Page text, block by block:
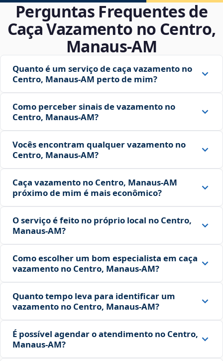
Perguntas Frequentes de
Caça Vazamento no Centro,
Manaus‑AM
Quanto é um serviço de caça vazamento no
Centro, Manaus‑AM perto de mim?
Como perceber sinais de vazamento no
Centro, Manaus‑AM?
Vocês encontram qualquer vazamento no
Centro, Manaus‑AM?
Caça vazamento no Centro, Manaus‑AM
próximo de mim é mais econômico?
O serviço é feito no próprio local no Centro,
Manaus‑AM?
Como escolher um bom especialista em caça
vazamento no Centro, Manaus‑AM?
Quanto tempo leva para identificar um
vazamento no Centro, Manaus‑AM?
É possível agendar o atendimento no Centro,
Manaus‑AM?